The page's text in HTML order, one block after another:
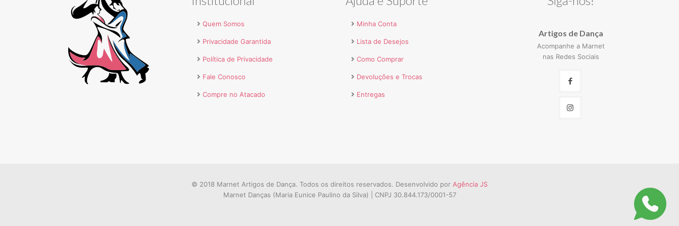
Quem Somos
Privacidade Garantida
Política de Privacidade
Fale Conosco
Compre no Atacado
Minha Conta
Lista de Desejos
Como Comprar
Devoluções e Trocas
Entregas
Artigos de Dança
Acompanhe a Marnet
nas Redes Sociais
© 2018 Marnet Artigos de Dança. Todos os direitos reservados. Desenvolvido por Agência JS
Marnet Danças (Maria Eunice Paulino da Silva) | CNPJ 30.844.173/0001-57